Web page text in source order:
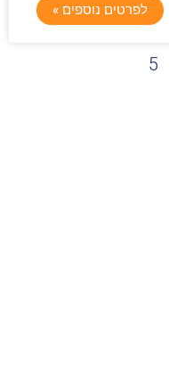
לפרטים נוספים »
5